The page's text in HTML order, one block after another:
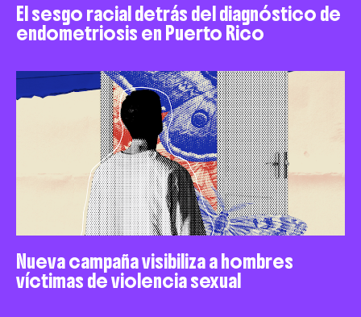
El sesgo racial detrás del diagnóstico de
endometriosis en Puerto Rico
Nueva campaña visibiliza a hombres
víctimas de violencia sexual